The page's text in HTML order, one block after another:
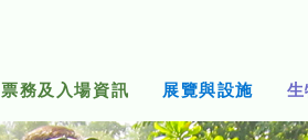
票務及入場資訊 展覽與設施